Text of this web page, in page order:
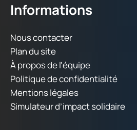
Informations
Nous contacter
Plan du site
À propos de l'équipe
Politique de confidentialité
Mentions légales
Simulateur d’impact solidaire